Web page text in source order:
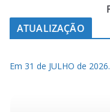
ATUALIZAÇÃO
Em 31 de JULHO de 2026.